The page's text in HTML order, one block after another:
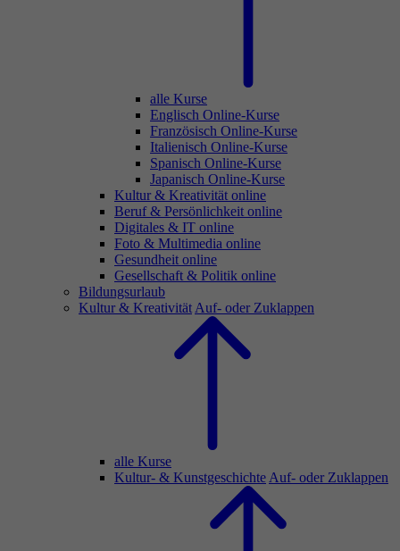
alle Kurse
Englisch Online-Kurse
Französisch Online-Kurse
Italienisch Online-Kurse
Spanisch Online-Kurse
Japanisch Online-Kurse
Kultur & Kreativität online
Beruf & Persönlichkeit online
Digitales & IT online
Foto & Multimedia online
Gesundheit online
Gesellschaft & Politik online
Bildungsurlaub
Kultur & Kreativität Auf- oder Zuklappen
alle Kurse
Kultur- & Kunstgeschichte Auf- oder Zuklappen